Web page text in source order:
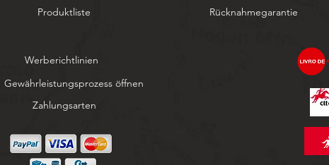
Produktliste
Werberichtlinien
Gewährleistungsprozess öffnen
Zahlungsarten
Rücknahmegarantie